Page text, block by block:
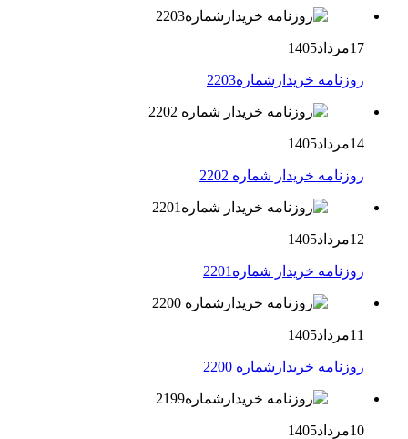
17مرداد1405
روزنامه خریدارشماره2203
14مرداد1405
روزنامه خریدار شماره 2202
12مرداد1405
روزنامه خریدار شماره2201
11مرداد1405
روزنامه خریدارشماره 2200
10مرداد1405